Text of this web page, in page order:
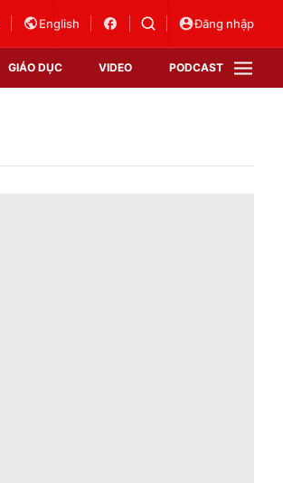
English Đăng nhập
GIÁO DỤC VIDEO PODCAST
VTV Sức khoẻ